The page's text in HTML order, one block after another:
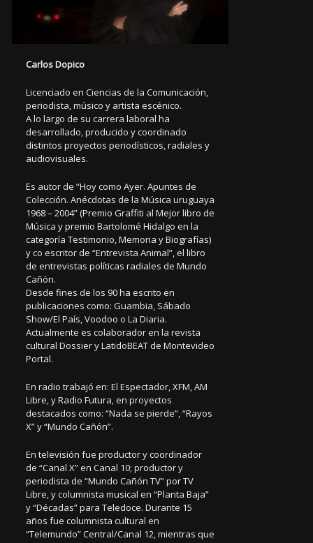
Carlos Dopico
Licenciado en Ciencias de la Comunicación,
periodista, músico y artista escénico.
A lo largo de su carrera laboral ha
desarrollado, producido y coordinado
distintos proyectos periodísticos, radiales y
audiovisuales.
Es autor de “Hoy como Ayer. Apuntes de
Colección. Anécdotas de la Música uruguaya
1968 – 2004” (Premio Graffiti al Mejor libro de
Música y premio Bartolomé Hidalgo en la
categoría Testimonio, Memoria y Biografías)
y co escritor de “Entrevista Animal”, el libro
de entrevistas políticas radiales de Mundo
Cañón.
Desde fines de los 90 ha escrito en
publicaciones como: Guambia, Sábado
Show/El País, Voodoo o La Diaria.
Actualmente es colaborador en la revista
cultural Dossier y LatidoBEAT de Montevideo
Portal.
En radio trabajó en: El Espectador, XFM, AM
Libre, y Radio Futura, en proyectos
destacados como: “Nada se pierde”, “Rayos
X” y “Mundo Cañón”.
En televisión fue productor y coordinador
de “Canal X” en Canal 10; productor y
periodista de “Mundo Cañón TV” por TV
Libre, y columnista musical en “Planta Baja”
y “Décadas” para Teledoce. Durante 15
años fue columnista cultural en
“Telemundo” Central/Canal 12, mientras que